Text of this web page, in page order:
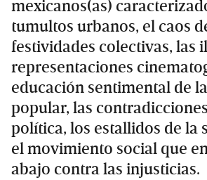
mexicanos(as)
tumultos urbanos, el caos
festividades colectivas, las
representaciones
educación sentimental de
popular, las
política, los estallidos de la
el movimiento social que
abajo contra las injusticias.